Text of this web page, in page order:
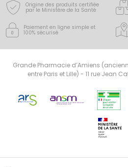
Origine des produits certifiée
par le Ministère de la Santé
Paiement en ligne simple et
100% sécurisé
Grande Pharmacie d’Amiens
entre Paris et Lille) - 11 rue Jean